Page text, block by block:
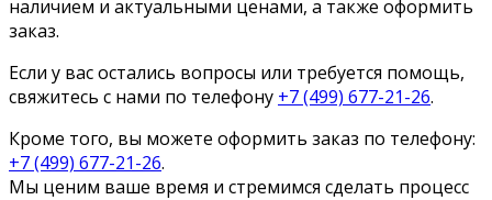
наличием и актуальными ценами, а также оформить
заказ.
Если у вас остались вопросы или требуется помощь,
свяжитесь с нами по телефону +7 (499) 677-21-26.
Кроме того, вы можете оформить заказ по телефону:
+7 (499) 677-21-26.
Мы ценим ваше время и стремимся сделать процесс